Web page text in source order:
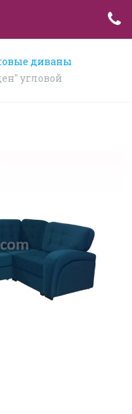
диваны
угловой